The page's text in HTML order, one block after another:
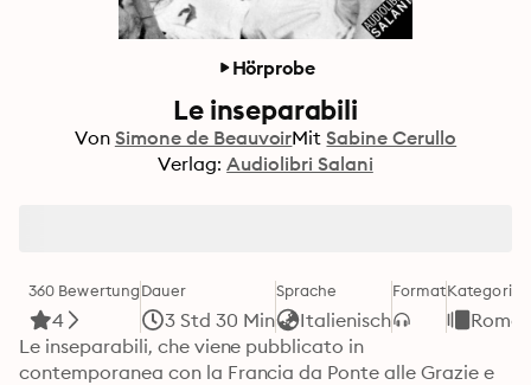
Hörprobe
Le inseparabili
Von Simone de BeauvoirMit Sabine Cerullo
Verlag: Audiolibri Salani
360 Bewertung
4
Dauer
3 Std 30 Min
Sprache
Italienisch
FormatKategorie
Le inseparabili, che viene pubblicato in
contemporanea con la Francia da Ponte alle Grazie e